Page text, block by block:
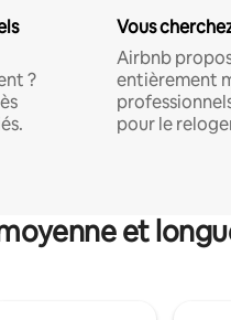
?
Vous
Airbnb
entièrement
pour le
et